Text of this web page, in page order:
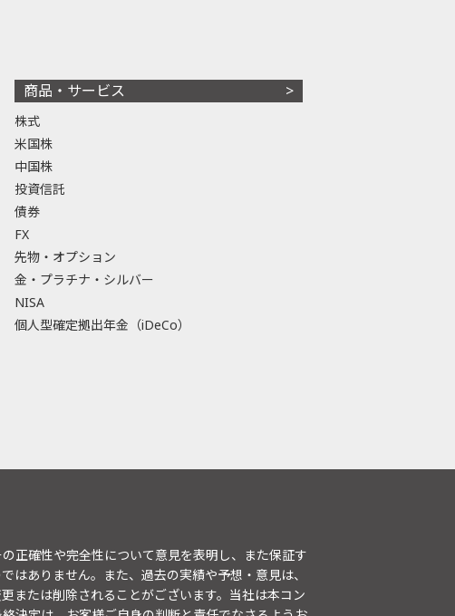
商品・サービス
株式
米国株
中国株
投資信託
債券
FX
先物・オプション
金・プラチナ・シルバー
NISA
個人型確定拠出年金（iDeCo）
正確性や完全性について意見を表明し、また保証す
ありません。また、過去の実績や予想・意見は、
または削除されることがございます。当社は本コン